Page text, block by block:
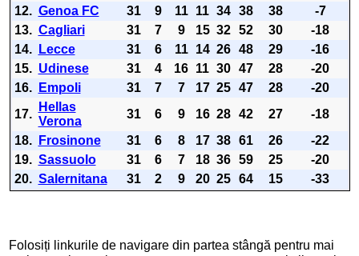
12. Genoa FC 31 9 11 11 34 38 38
-7
13. Cagliari 31 7 9 15 32 52 30
-18
14.
Lecce 31 6 11 14 26 48 29
-16
15. Udinese 31 4 16 11 30 47 28
-20
16.
Empoli 31 7 7 17 25 47 28
-20
17.
Hellas
Verona
31 6 9 16 28 42 27
-18
18.
Frosinone 31 6 8 17 38 61 26
-22
19. Sassuolo 31 6 7 18 36 59 25
-20
20. Salernitana 31 2 9 20 25 64 15 -33
Folosiți linkurile de navigare din partea stângă pentru mai